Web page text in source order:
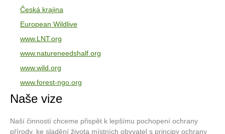
Česká krajina
European Wildlive
www.LNT.org
www.natureneedshalf.org
www.wild.org
www.forest-ngo.org
Naše vize
Naší činností chceme přispět k lepšímu pochopení ochrany
přírody, ke sladění života místních obyvatel s principy ochrany